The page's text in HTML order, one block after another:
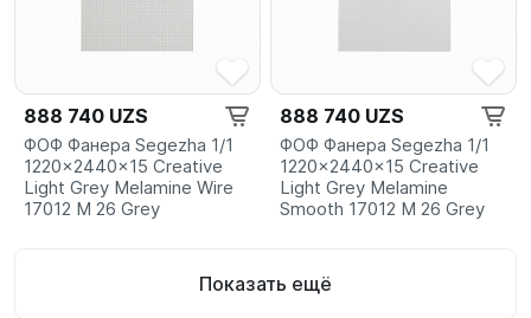
888 740 UZS
ФОФ Фанера Segezha 1/1
1220x2440x15 Creative
Light Grey Melamine Wire
17012 M 26 Grey
888 740 UZS
ФОФ Фанера Segezha 1/1
1220x2440x15 Creative
Light Grey Melamine
Smooth 17012 M 26 Grey
Показать ещё